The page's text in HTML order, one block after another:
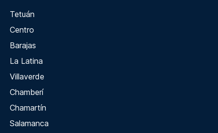
Tetuán
Centro
Barajas
La Latina
Villaverde
Chamberí
Chamartín
Salamanca